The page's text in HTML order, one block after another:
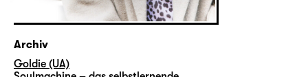
Archiv
Goldie (UA)